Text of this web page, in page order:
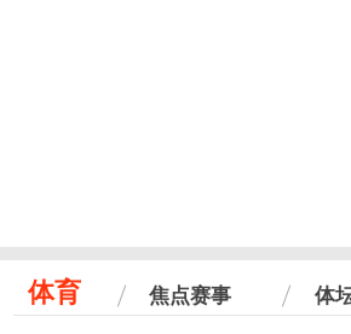
体育 焦点赛事 体